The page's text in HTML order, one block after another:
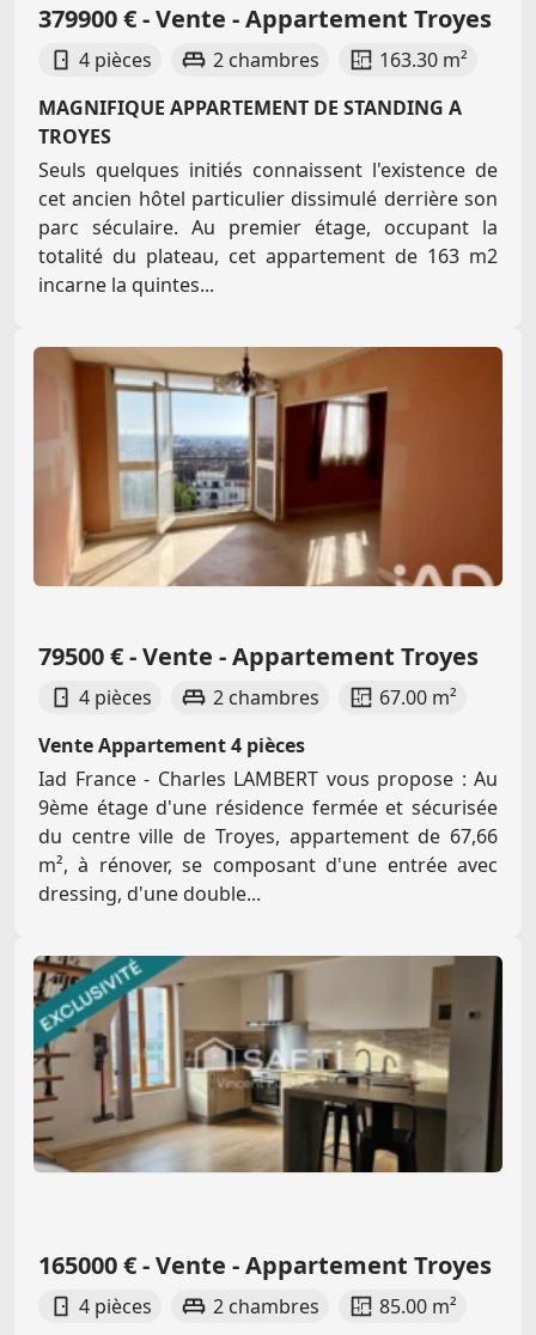
379900 € - Vente - Appartement Troyes
4 pièces 2 chambres
163.30 m²
MAGNIFIQUE APPARTEMENT DE STANDING A
TROYES
Seuls quelques initiés connaissent l'existence de
cet ancien hôtel particulier dissimulé derrière son
parc séculaire. Au premier étage, occupant la
totalité du plateau, cet appartement de 163 m2
incarne la quintes...
79500 € - Vente - Appartement Troyes
4 pièces 2 chambres
67.00 m²
Vente Appartement 4 pièces
Iad France - Charles LAMBERT vous propose : Au
9ème étage d'une résidence fermée et sécurisée
du centre ville de Troyes, appartement de 67,66
m², à rénover, se composant d'une entrée avec
dressing, d'une double...
165000 € - Vente - Appartement Troyes
4 pièces 2 chambres
85.00 m²